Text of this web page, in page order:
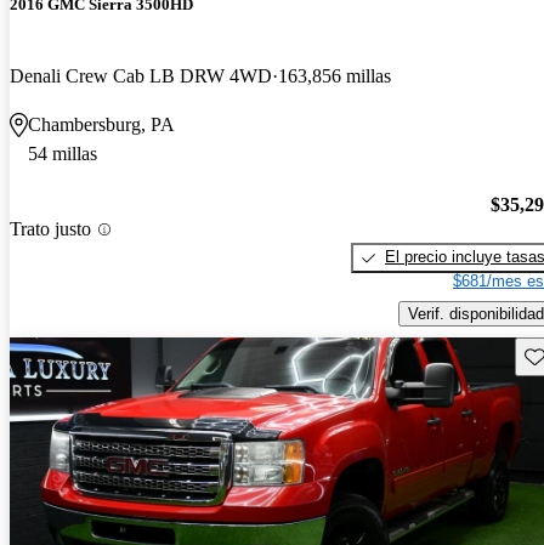
2016 GMC Sierra 3500HD
Denali Crew Cab LB DRW 4WD 163,856 millas
Chambersburg, PA
54 millas
Trato justo
El precio incluye tasas
$681/mes
Verif. disponibilidad